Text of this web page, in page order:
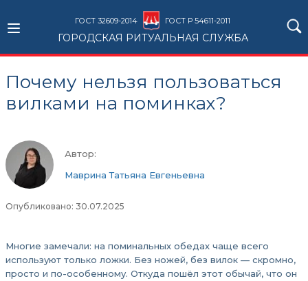
ГОСТ 32609-2014 ГОСТ Р 54611-2011
ГОРОДСКАЯ РИТУАЛЬНАЯ СЛУЖБА
Почему нельзя пользоваться
вилками на поминках?
Автор:
Маврина Татьяна Евгеньевна
Опубликовано: 30.07.2025
Многие замечали: на поминальных обедах чаще всего
используют только ложки. Без ножей, без вилок — скромно,
просто и по-особенному. Откуда пошёл этот обычай, что он